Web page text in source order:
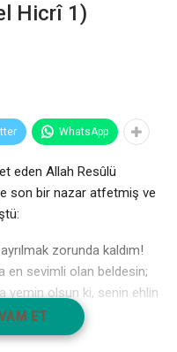
Hicrî 1)
WhatsApp
eden Allah Resûlü
son bir nazar atfetmiş ve
zorunda kaldım!
en sevimli olan beldesin;
yemin olsun ki, senin ehlin
asla seni terk edip dışarı
ET